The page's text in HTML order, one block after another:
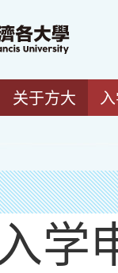
关于方大
入学